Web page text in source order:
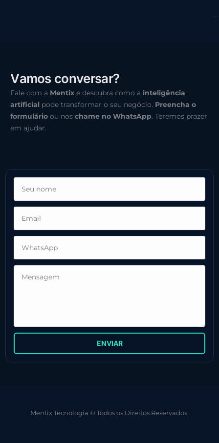
Vamos conversar?
Fale com a Mentix e descubra como a inteligência
artificial pode transformar o seu negócio. Preencha o
formulário ou noschame no WhatsApp. Teremos prazer
em ajudar.
ENVIAR
Mentix Tecnologia © Todos os Direitos Reservados.